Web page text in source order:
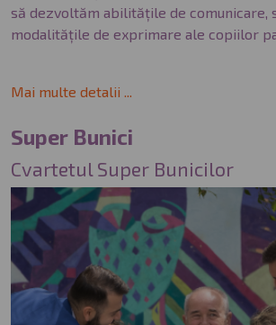
să dezvoltăm abilitățile de comunicare,
modalitățile de exprimare ale copiilor
Mai multe detalii ...
Super Bunici
Cvartetul Super Bunicilor